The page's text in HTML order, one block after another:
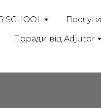
SCHOOL Послуги
Поради від Adjutor